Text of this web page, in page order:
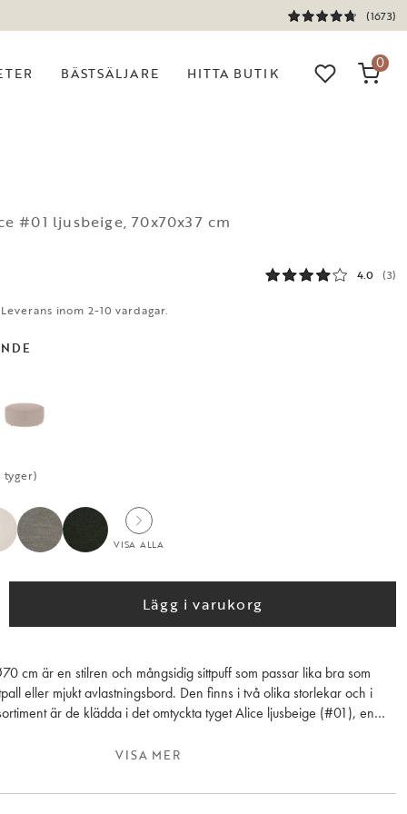
(1673)
BÄSTSÄLJARE HITTA BUTIK
0
#01 ljusbeige, 70x70x37 cm
4.0 (3)
inom 2-10 vardagar.
tyger)
VISA ALLA
Lägg i varukorg
cm är en stilren och mångsidig sittpuff som passar lika bra som
eller mjukt avlastningsbord. Den finns i två olika storlekar och i
är de klädda i det omtyckta tyget Alice ljusbeige (#01), en
en personlig prägel går Joplin även att beställa i valfritt tyg ur vårt
VISA MER